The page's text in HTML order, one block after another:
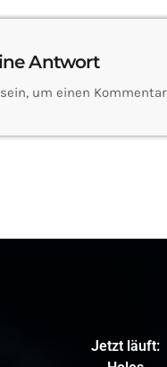
Antwort
um einen
Jetzt läuft: